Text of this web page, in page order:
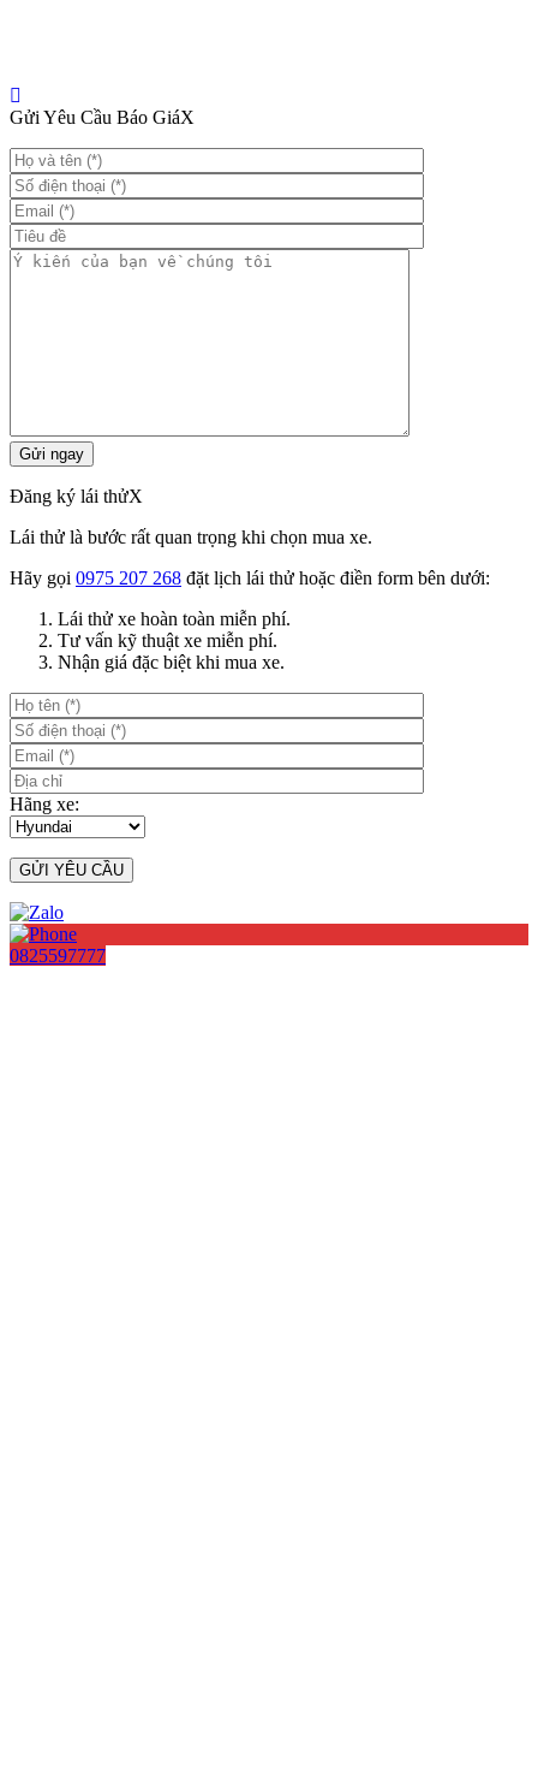
Gửi Yêu Cầu Báo GiáX
Đăng ký lái thửX
Lái thử là bước rất quan trọng khi chọn mua xe.
Hãy gọi 0975 207 268 đặt lịch lái thử hoặc điền form bên dưới:
Lái thử xe hoàn toàn miễn phí.
Tư vấn kỹ thuật xe miễn phí.
Nhận giá đặc biệt khi mua xe.
Hãng xe:
0825597777